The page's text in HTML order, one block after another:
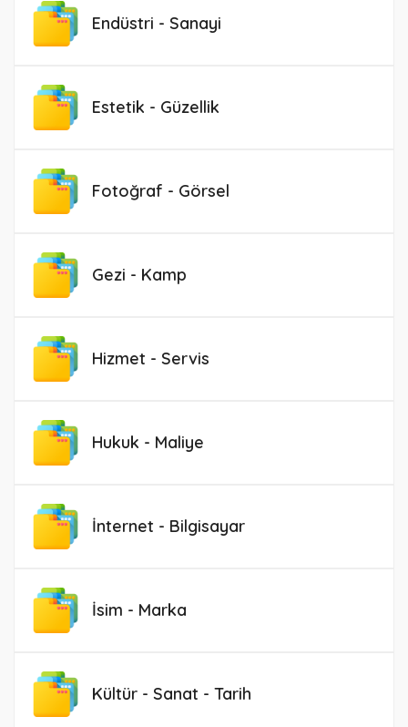
Endüstri - Sanayi
Estetik - Güzellik
Fotoğraf - Görsel
Gezi - Kamp
Hizmet - Servis
Hukuk - Maliye
İnternet - Bilgisayar
İsim - Marka
Kültür - Sanat - Tarih